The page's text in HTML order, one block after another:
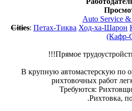
Auto Service
Cities: Петах-Тиква Ход-ха-Шарон
(Кафр-
Прямое
В крупную автомастерскую по
рихтовочных работ
Требуются:
Рихтовка,